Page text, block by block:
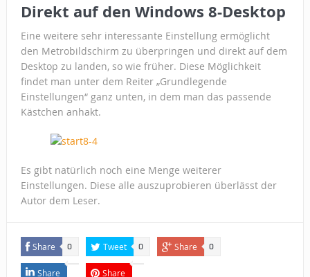
Direkt auf den Windows 8-Desktop
Eine weitere sehr interessante Einstellung ermöglicht
den Metrobildschirm zu überpringen und direkt auf dem
Desktop zu landen, so wie früher. Diese Möglichkeit
findet man unter dem Reiter „Grundlegende
Einstellungen“ ganz unten, in dem man das passende
Kästchen anhakt.
Es gibt natürlich noch eine Menge weiterer
Einstellungen. Diese alle auszuprobieren überlässt der
Autor dem Leser.
Share 0 Tweet 0 Share 0
Share Share